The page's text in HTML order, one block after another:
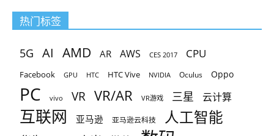
热门标签
5G AI AMD AR AWS CES 2017 CPU
Facebook GPU HTC HTC Vive NVIDIA Oculus Oppo
PC vivo VR VR/AR VR游戏 三星 云计算
互联网 亚马逊 亚马逊云科技 人工智能